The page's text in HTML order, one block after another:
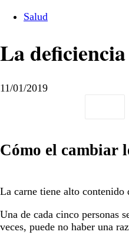
Salud
La
11/01/2019
Cómo el cambiar
La carne tiene alto
Una de cada cinco personas
veces, puede no haber una